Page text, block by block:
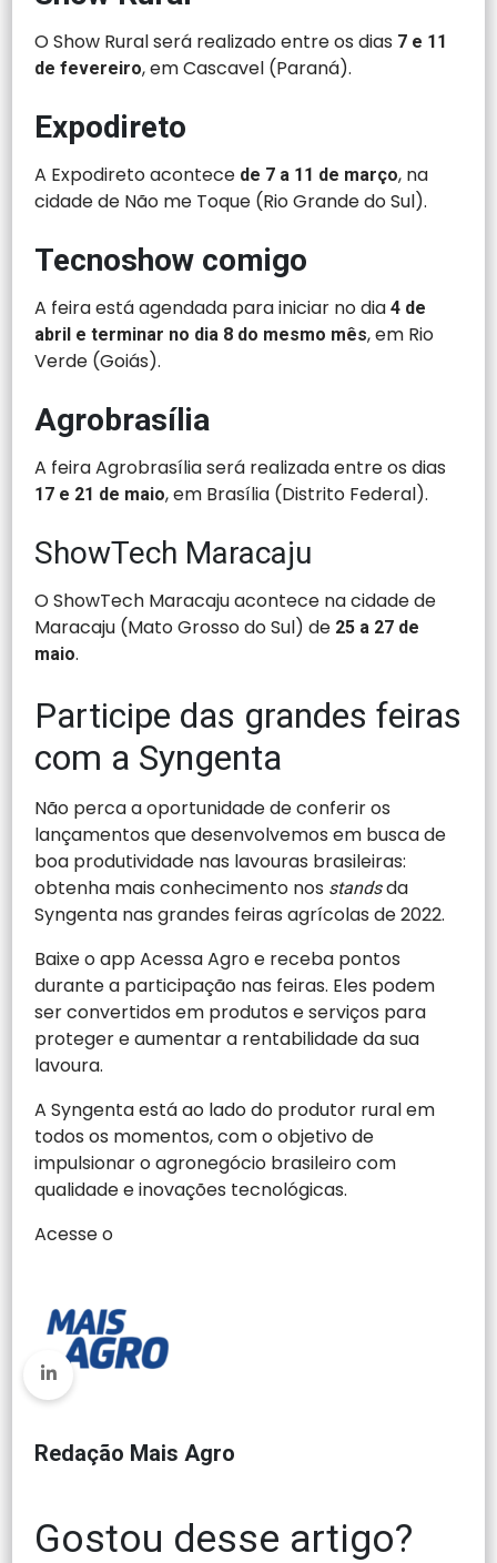
O Show Rural será realizado entre os dias 7 e 11
de fevereiro, em Cascavel (Paraná).
Expodireto
A Expodireto acontece de 7 a 11 de março, na
cidade de Não me Toque (Rio Grande do Sul).
Tecnoshow comigo
A feira está agendada para iniciar no dia4 de
abril e terminar no dia 8 do mesmo mês, em Rio
Verde (Goiás).
Agrobrasília
A feira Agrobrasília será realizada entre os dias
17 e 21 de maio, em Brasília (Distrito Federal).
ShowTech Maracaju
O ShowTech Maracaju acontece na cidade de
Maracaju (Mato Grosso do Sul) de 25 a 27 de
maio.
Participe das grandes feiras
com a Syngenta
Não perca a oportunidade de conferir os
lançamentos que desenvolvemos em busca de
boa produtividade nas lavouras brasileiras:
obtenha mais conhecimento nos standsda
Syngenta nas grandes feiras agrícolas de 2022.
Baixe o app Acessa Agro e receba pontos
durante a participação nas feiras. Eles podem
ser convertidos em produtos e serviços para
proteger e aumentar a rentabilidade da sua
lavoura.
A Syngenta está ao lado do produtor rural em
todos os momentos, com o objetivo de
impulsionar o agronegócio brasileiro com
qualidade e inovações tecnológicas.
Acesse o
Redação Mais Agro
Gostou desse artigo?